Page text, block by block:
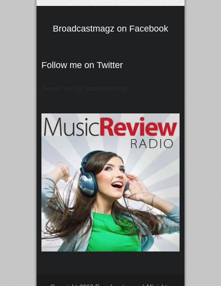
Broadcastmagz on Facebook
Follow me on Twitter